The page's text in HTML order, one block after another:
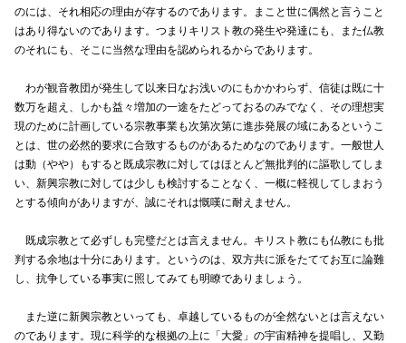
のには、それ相応の理由が存するのであります。まこと世に偶然と言うこと
はあり得ないのであります。つまりキリスト教の発生や発達にも、また仏教
のそれにも、そこに当然な理由を認められるからであります。
わが観音教団が発生して以来日なお浅いのにもかかわらず、信徒は既に十
数万を超え、しかも益々増加の一途をたどっておるのみでなく、その理想実
現のために計画している宗教事業も次第次第に進歩発展の域にあるというこ
とは、世の必然的要求に合致するものがあるためなのであります。一般世人
は動（やや）もすると既成宗教に対してはほとんど無批判的に謳歌してしま
い、新興宗教に対しては少しも検討することなく、一概に軽視してしまおう
とする傾向がありますが、誠にそれは慨嘆に耐えません。
既成宗教とて必ずしも完璧だとは言えません。キリスト教にも仏教にも批
判する余地は十分にあります。というのは、双方共に派をたててお互に論難
し、抗争している事実に照してみても明瞭でありましょう。
また逆に新興宗教といっても、卓越しているものが全然ないとは言えない
のであります。現に科学的な根拠の上に「大愛」の宇宙精神を提唱し、又勤